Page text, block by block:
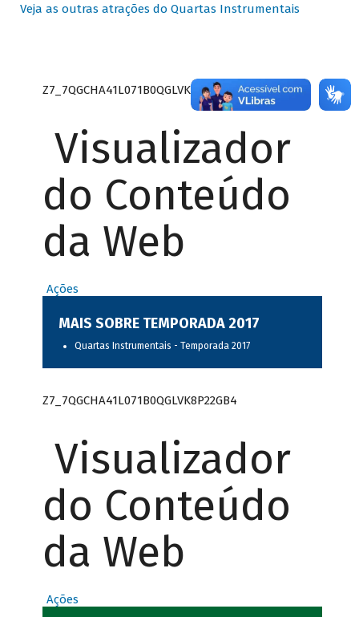
Veja as outras atrações do Quartas Instrumentais
Z7_7QGCHA41L071B0QGLVK8P22GJ7
Visualizador
do Conteúdo
da Web
Ações
MAIS SOBRE TEMPORADA 2017
Quartas Instrumentais - Temporada 2017
Z7_7QGCHA41L071B0QGLVK8P22GB4
Visualizador
do Conteúdo
da Web
Ações